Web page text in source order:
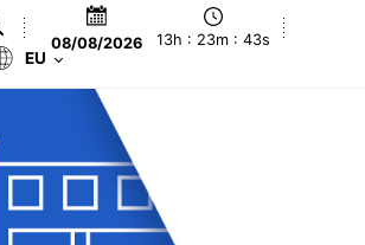
08/08/2026 13h : 23m : 44s
EU